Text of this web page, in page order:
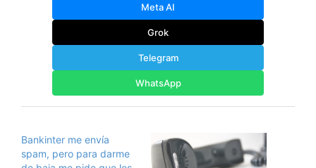
Meta AI
Grok
Telegram
WhatsApp
Bankinter me envía
spam, pero para darme